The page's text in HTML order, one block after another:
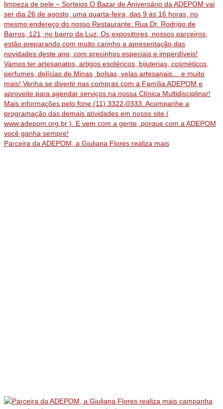
Parceira da ADEPOM, a Giuliana Flores realiza mais